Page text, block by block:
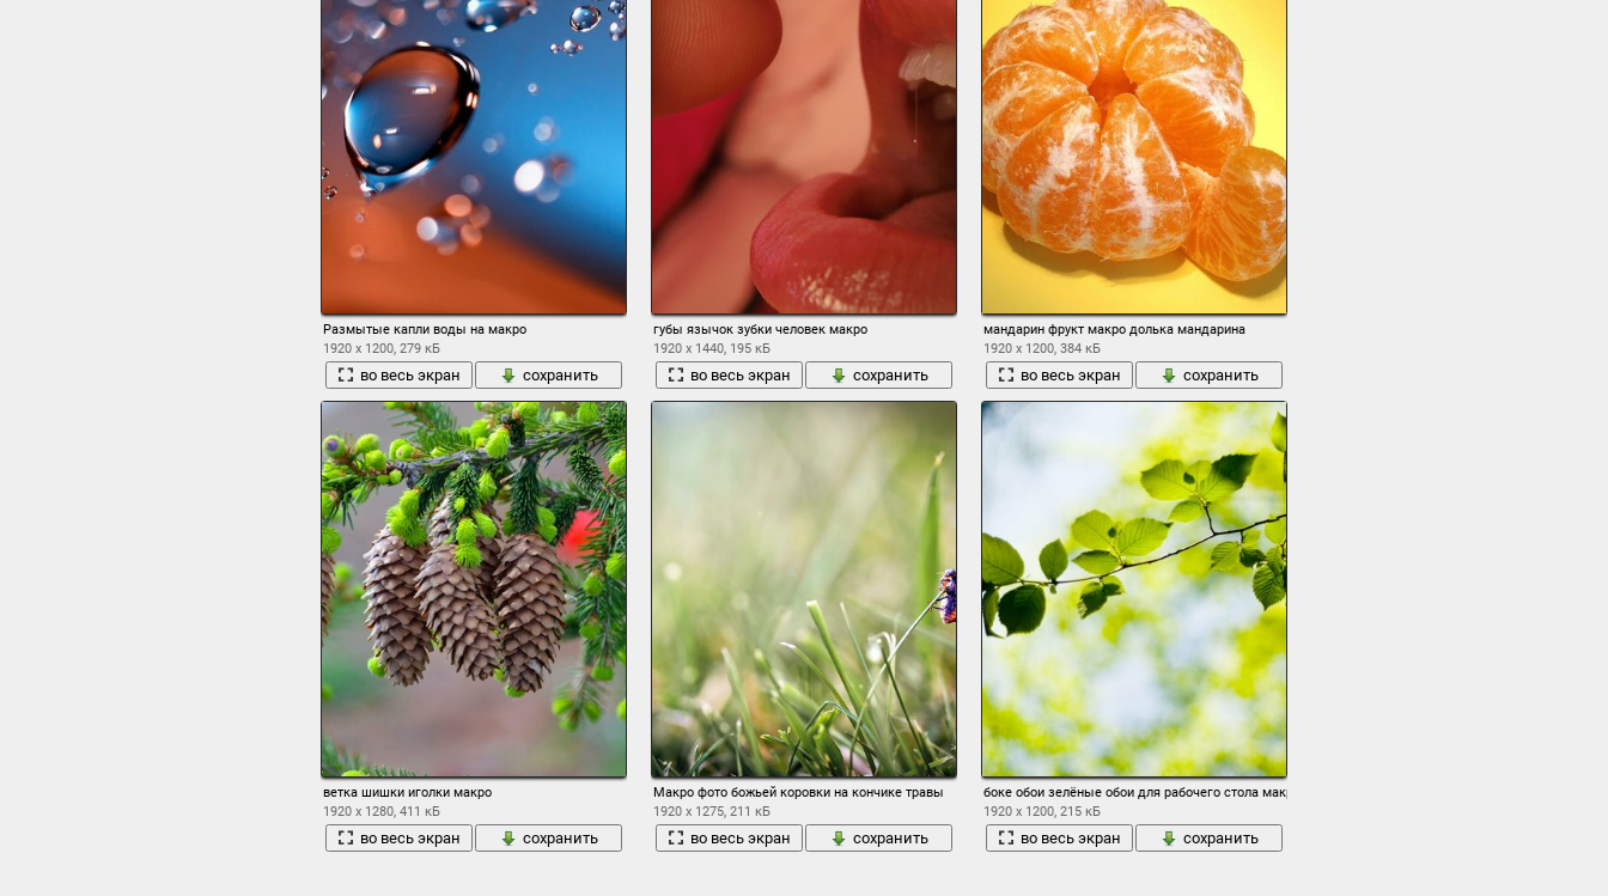
Размытые капли воды на макро
1920 x 1200, 279 кБ
во весь экран сохранить
губы язычок зубки человек макро
1920 x 1440, 195 кБ
во весь экран сохранить
мандарин фрукт макро долька мандарина
1920 x 1200, 384 кБ
во весь экран сохранить
ветка шишки иголки макро
1920 x 1280, 411 кБ
во весь экран сохранить
Макро фото божьей коровки на кончике травы
1920 x 1275, 211 кБ
во весь экран сохранить
боке обои зелёные обои для рабочего стола макро дерево растение растения обои для рабочего
1920 x 1200, 215 кБ
во весь экран сохранить